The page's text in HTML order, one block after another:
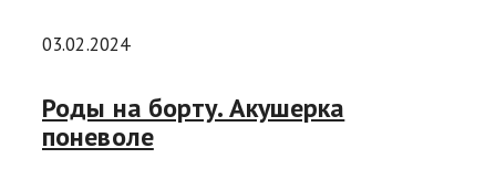
03.02.2024
Роды на борту. Акушерка
поневоле